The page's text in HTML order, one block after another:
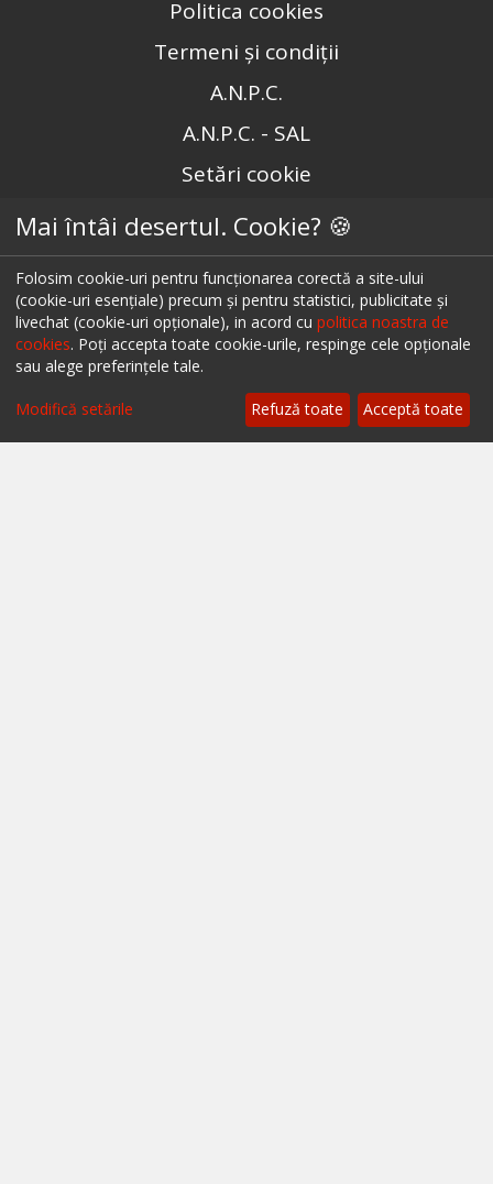
Politica cookies
Termeni și condiții
A.N.P.C.
A.N.P.C. - SAL
Setări cookie
Restaurante București
Restaurante Cluj
Restaurante Timișoara
Restaurante Brașov
Restaurante Iași
Restaurante Sibiu
Mai întâi desertul. Cookie? 🍪
Folosim cookie-uri pentru funcționarea corectă a site-ului
(cookie-uri esențiale) precum și pentru statistici, publicitate și
livechat (cookie-uri opționale), in acord cu politica noastra de
cookies. Poți accepta toate cookie-urile, respinge cele opționale
sau alege preferințele tale.
Modifică setările Refuză toate Acceptă toate